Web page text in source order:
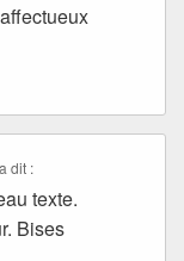
a dit :
texte.
Bises